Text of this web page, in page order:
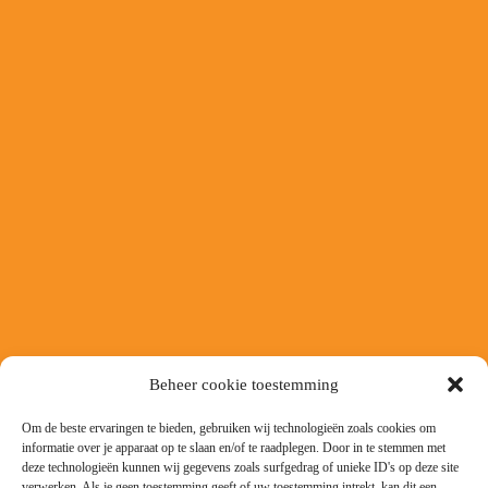
Beheer cookie toestemming
Om de beste ervaringen te bieden, gebruiken wij technologieën zoals cookies om
informatie over je apparaat op te slaan en/of te raadplegen. Door in te stemmen met
deze technologieën kunnen wij gegevens zoals surfgedrag of unieke ID's op deze site